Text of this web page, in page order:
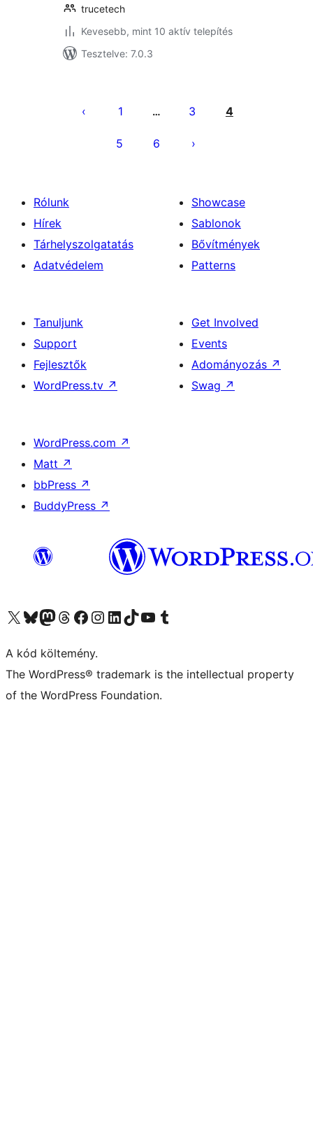
trucetech
Kevesebb, mint 10 aktív telepítés
Tesztelve: 7.0.3
lapozása
1 … 3 4
5 6
Rólunk
Hírek
Tárhelyszolgatatás
Adatvédelem
Showcase
Sablonok
Bővítmények
Patterns
Tanuljunk
Support
Fejlesztők
WordPress.tv ↗
Get Involved
Events
Adományozás ↗
Swag ↗
WordPress.com ↗
Matt ↗
bbPress ↗
BuddyPress ↗
Visit our X (formerly Twitter) account
Visit our Bluesky account
Twitter csatornánk
Visit our Threads account
Facebook oldalunk megtekintése
Visit our Instagram account
Visit our LinkedIn account
Visit our TikTok account
Visit our YouTube channel
Visit our Tumblr account
A kód költemény.
The WordPress® trademark is the intellectual property
of the WordPress Foundation.